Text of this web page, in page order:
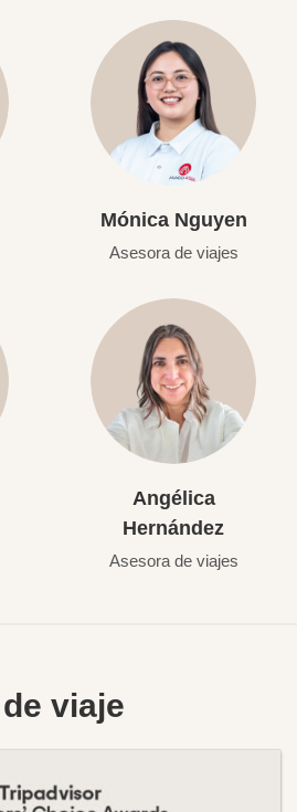
Mónica Nguyen
Asesora de viajes
Angélica
Hernández
Asesora de viajes
de viaje